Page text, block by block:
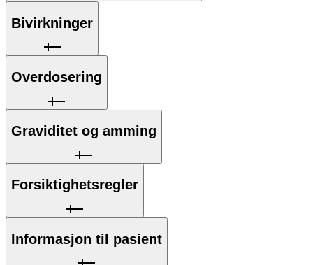
Bivirkninger
Overdosering
Graviditet og amming
Forsiktighetsregler
Informasjon til pasient